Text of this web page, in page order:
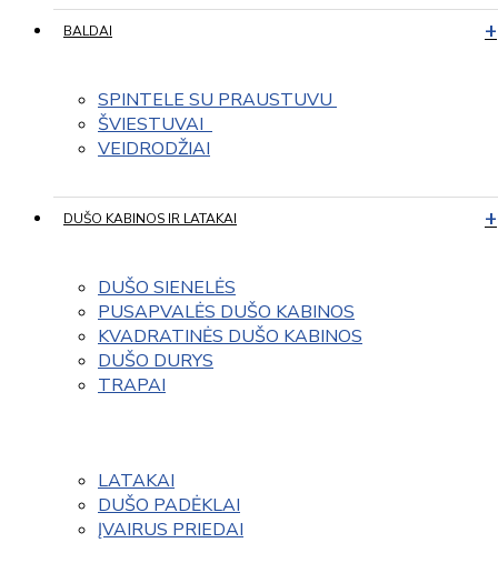
BALDAI
SPINTELE SU PRAUSTUVU
ŠVIESTUVAI
VEIDRODŽIAI
DUŠO KABINOS IR LATAKAI
DUŠO SIENELĖS
PUSAPVALĖS DUŠO KABINOS
KVADRATINĖS DUŠO KABINOS
DUŠO DURYS
TRAPAI
LATAKAI
DUŠO PADĖKLAI
ĮVAIRUS PRIEDAI